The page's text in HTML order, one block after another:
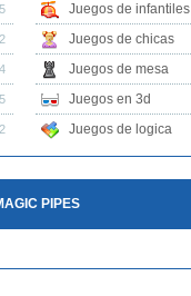
Juegos de infantiles
Juegos de chicas
Juegos de mesa
Juegos en 3d
Juegos de logica
PIPES